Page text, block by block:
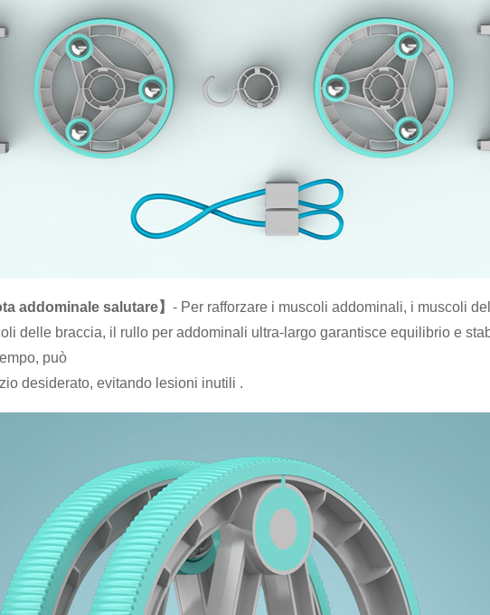
addominale salutare】- Per rafforzare i muscoli addominali, i muscoli
delle braccia, il rullo per addominali ultra-largo garantisce equilibrio e
può
desiderato, evitando lesioni inutili .